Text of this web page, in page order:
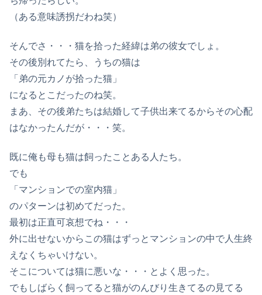
（ある意味誘拐だわね笑）
そんでさ・・・猫を拾った経緯は弟の彼女でしょ。
その後別れてたら、うちの猫は
「弟の元カノが拾った猫」
になるとこだったのね笑。
まあ、その後弟たちは結婚して子供出来てるからその心配
はなかったんだが・・・笑。
既に俺も母も猫は飼ったことある人たち。
でも
「マンションでの室内猫」
のパターンは初めてだった。
最初は正直可哀想でね・・・
外に出せないからこの猫はずっとマンションの中で人生終
えなくちゃいけない。
そこについては猫に悪いな・・・とよく思った。
でもしばらく飼ってると猫がのんびり生きてるの見てる